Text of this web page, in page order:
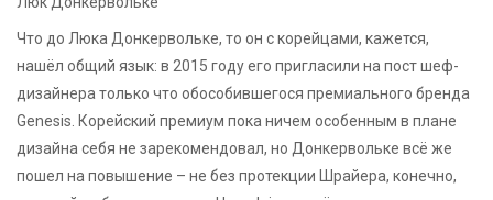
Что до Люка Донкервольке, то он с корейцами, кажется,
нашёл общий язык: в 2015 году его пригласили на пост шеф-
дизайнера только что обособившегося премиального бренда
Genesis. Корейский премиум пока ничем особенным в плане
дизайна себя не зарекомендовал, но Донкервольке всё же
пошел на повышение – не без протекции Шрайера, конечно,